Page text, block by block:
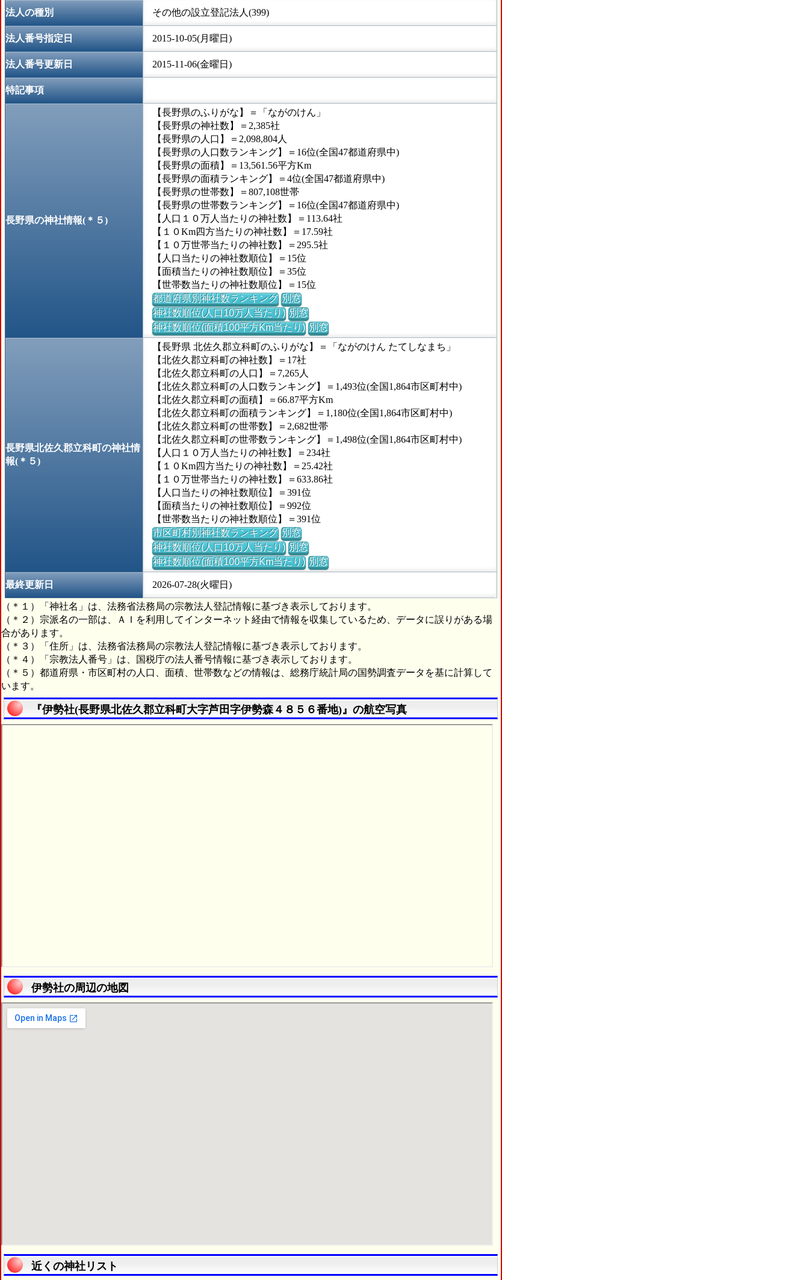
法人の種別 その他の設立登記法人(399)
法人番号指定日 2015-10-05(月曜日)
法人番号更新日 2015-11-06(金曜日)
特記事項
長野県の神社情報(＊５)
【長野県のふりがな】＝「ながのけん」
【長野県の神社数】＝2,385社
【長野県の人口】＝2,098,804人
【長野県の人口数ランキング】＝16位(全国47都道府県中)
【長野県の面積】＝13,561.56平方Km
【長野県の面積ランキング】＝4位(全国47都道府県中)
【長野県の世帯数】＝807,108世帯
【長野県の世帯数ランキング】＝16位(全国47都道府県中)
【人口１０万人当たりの神社数】＝113.64社
【１０Km四方当たりの神社数】＝17.59社
【１０万世帯当たりの神社数】＝295.5社
【人口当たりの神社数順位】＝15位
【面積当たりの神社数順位】＝35位
【世帯数当たりの神社数順位】＝15位
都道府県別神社数ランキング 別窓
神社数順位(人口10万人当たり) 別窓
神社数順位(面積100平方Km当たり) 別窓
長野県北佐久郡立科町の神社情
報(＊５)
【長野県 北佐久郡立科町のふりがな】＝「ながのけん たてしなまち」
【北佐久郡立科町の神社数】＝17社
【北佐久郡立科町の人口】＝7,265人
【北佐久郡立科町の人口数ランキング】＝1,493位(全国1,864市区町村中)
【北佐久郡立科町の面積】＝66.87平方Km
【北佐久郡立科町の面積ランキング】＝1,180位(全国1,864市区町村中)
【北佐久郡立科町の世帯数】＝2,682世帯
【北佐久郡立科町の世帯数ランキング】＝1,498位(全国1,864市区町村中)
【人口１０万人当たりの神社数】＝234社
【１０Km四方当たりの神社数】＝25.42社
【１０万世帯当たりの神社数】＝633.86社
【人口当たりの神社数順位】＝391位
【面積当たりの神社数順位】＝992位
【世帯数当たりの神社数順位】＝391位
市区町村別神社数ランキング 別窓
神社数順位(人口10万人当たり) 別窓
神社数順位(面積100平方Km当たり) 別窓
最終更新日 2026-07-28(火曜日)
（＊１）「神社名」は、法務省法務局の宗教法人登記情報に基づき表示しております。
（＊２）宗派名の一部は、ＡＩを利用してインターネット経由で情報を収集しているため、データに誤りがある場
合があります。
（＊３）「住所」は、法務省法務局の宗教法人登記情報に基づき表示しております。
（＊４）「宗教法人番号」は、国税庁の法人番号情報に基づき表示しております。
（＊５）都道府県・市区町村の人口、面積、世帯数などの情報は、総務庁統計局の国勢調査データを基に計算して
います。
『伊勢社(長野県北佐久郡立科町大字芦田字伊勢森４８５６番地)』の航空写真
伊勢社の周辺の地図
近くの神社リスト